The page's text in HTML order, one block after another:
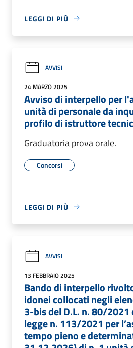
LEGGI DI PIÙ
AVVISI
24 MARZO 2025
Avviso di interpello per
unità di personale da
profilo di istruttore
Graduatoria prova orale.
Concorsi
LEGGI DI PIÙ
AVVISI
13 FEBBRAIO 2025
Bando di interpello
idonei collocati negli
3-bis del D.L. n. 80/
legge n. 113/2021 per
tempo pieno e